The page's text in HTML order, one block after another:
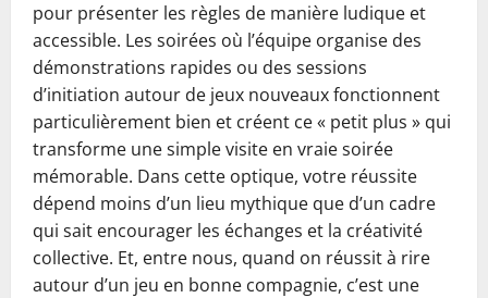
pour présenter les règles de manière ludique et
accessible. Les soirées où l’équipe organise des
démonstrations rapides ou des sessions
d’initiation autour de jeux nouveaux fonctionnent
particulièrement bien et créent ce « petit plus » qui
transforme une simple visite en vraie soirée
mémorable. Dans cette optique, votre réussite
dépend moins d’un lieu mythique que d’un cadre
qui sait encourager les échanges et la créativité
collective. Et, entre nous, quand on réussit à rire
autour d’un jeu en bonne compagnie, c’est une